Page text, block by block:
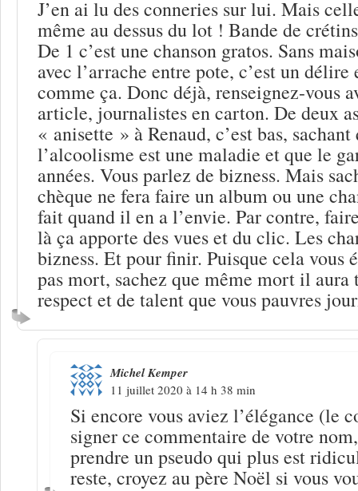
J’en ai lu des conneries sur lui. Mais
même au dessus du lot ! Bande de
De 1 c’est une chanson gratos. Sans
avec l’arrache entre pote, c’est un délire
comme ça. Donc déjà, renseignez-vous
article, journalistes en carton. De deux
« anisette » à Renaud, c’est bas, sachant
l’alcoolisme est une maladie et que le
années. Vous parlez de bizness. Mais
chèque ne fera faire un album ou une
fait quand il en a l’envie. Par contre,
là ça apporte des vues et du clic. Les
bizness. Et pour finir. Puisque cela vous
pas mort, sachez que même mort il aura
respect et de talent que vous pauvres
Michel Kemper
11 juillet 2020 à 14 h 38 min
Si encore vous aviez l’élégance (le
signer ce commentaire de votre
prendre un pseudo qui plus est
reste, croyez au père Noël si vous